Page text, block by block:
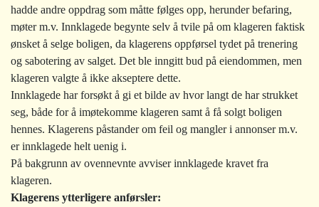
hadde andre oppdrag som måtte følges opp, herunder befaring,
møter m.v. Innklagede begynte selv å tvile på om klageren faktisk
ønsket å selge boligen, da klagerens oppførsel tydet på trenering
og sabotering av salget. Det ble inngitt bud på eiendommen, men
klageren valgte å ikke akseptere dette.
Innklagede har forsøkt å gi et bilde av hvor langt de har strukket
seg, både for å imøtekomme klageren samt å få solgt boligen
hennes. Klagerens påstander om feil og mangler i annonser m.v.
er innklagede helt uenig i.
På bakgrunn av ovennevnte avviser innklagede kravet fra
klageren.
Klagerens ytterligere anførsler: